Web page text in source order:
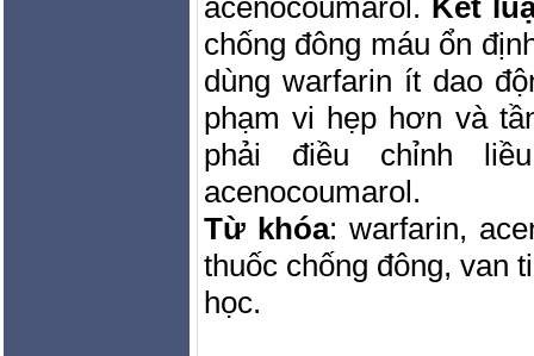
chống đông máu ổn
dùng warfarin ít dao
phạm vi hẹp hơn và
phải điều chỉnh
acenocoumarol.
Từ khóa: warfarin,
thuốc chống đông, van
học.